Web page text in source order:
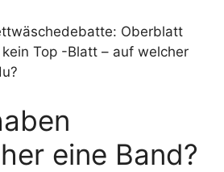
Oberblatt
Top -Blatt – auf welcher
eine Band?